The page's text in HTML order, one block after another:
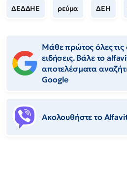
ΔΕΔΔΗΕ ρεύμα ΔΕΗ
Μάθε πρώτος όλες τις
ειδήσεις. Βάλε το
αποτελέσματα
Google
Ακολουθήστε το